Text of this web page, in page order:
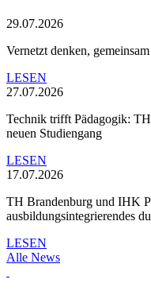
29.07.2026
Vernetzt denken,
LESEN
27.07.2026
Technik trifft Pädagogik:
neuen Studiengang
LESEN
17.07.2026
TH Brandenburg und IHK
ausbildungsintegrierendes
LESEN
Alle News